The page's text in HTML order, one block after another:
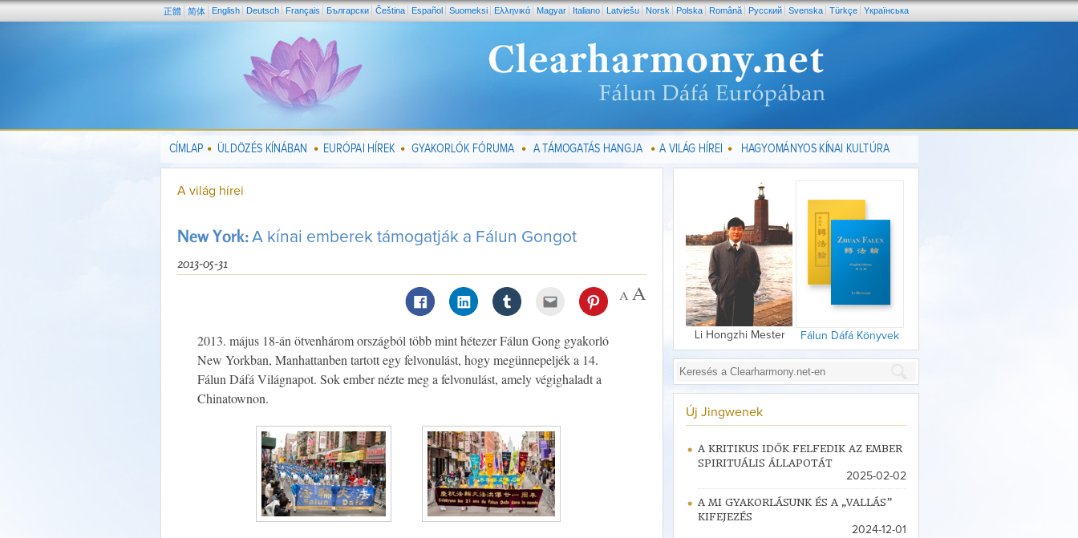
正體 简体 English Deutsch Français Български Čeština Español Suomeksi Ελληνικά Magyar Italiano Latviešu Norsk Polska Română Pусский Svenska Türkçe Yкраїнська
CÍMLAP ÜLDÖZÉS KÍNÁBAN EURÓPAI HÍREK GYAKORLÓK FÓRUMA A TÁMOGATÁS HANGJA A VILÁG HÍREI HAGYOMÁNYOS KÍNAI KULTÚRA
A világ hírei
New York:A kínai emberek támogatják a Fálun Gongot
2013-05-31
2013. május 18-án ötvenhárom országból több mint hétezer Fálun Gong gyakorló
New Yorkban, Manhattanben tartott egy felvonulást, hogy megünnepeljék a 14.
Fálun Dáfá Világnapot. Sok ember nézte meg a felvonulást, amely végighaladt a
Chinatownon.
Li Hongzhi Mester Fálun Dáfá Könyvek
Új Jingwenek
A KRITIKUS IDŐK FELFEDIK AZ EMBER
SPIRITUÁLIS ÁLLAPOTÁT
2025-02-02
A MI GYAKORLÁSUNK ÉS A „VALLÁS”
KIFEJEZÉS
2024-12-01